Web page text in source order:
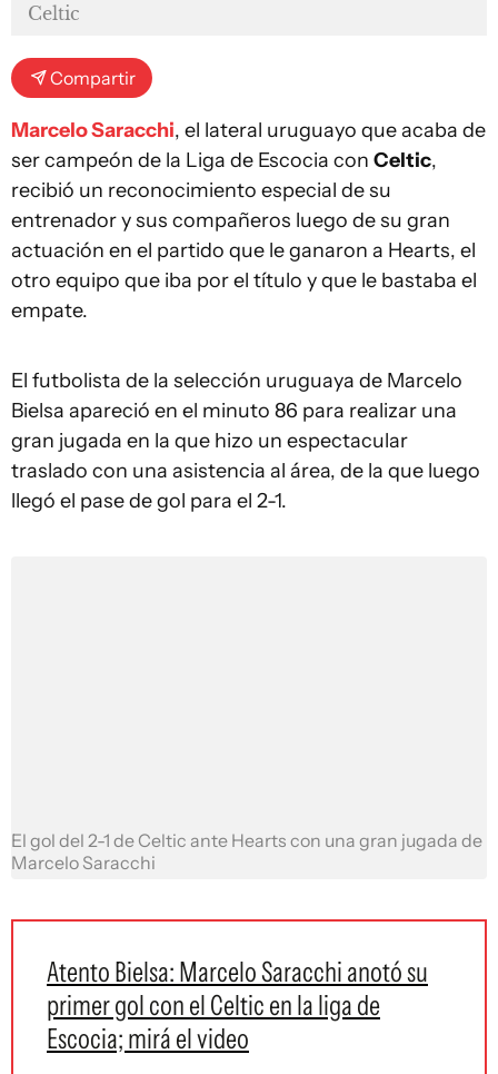
Celtic
Compartir
Marcelo Saracchi, el lateral uruguayo que acaba de
ser campeón de la Liga de Escocia con Celtic,
recibió un reconocimiento especial de su
entrenador y sus compañeros luego de su gran
actuación en el partido que le ganaron a Hearts, el
otro equipo que iba por el título y que le bastaba el
empate.
El futbolista de la selección uruguaya de Marcelo
Bielsa apareció en el minuto 86 para realizar una
gran jugada en la que hizo un espectacular
traslado con una asistencia al área, de la que luego
llegó el pase de gol para el 2-1.
El gol del 2-1 de Celtic ante Hearts con una gran jugada de
Marcelo Saracchi
Atento Bielsa: Marcelo Saracchi anotó su
primer gol con el Celtic en la liga de
Escocia; mirá el video